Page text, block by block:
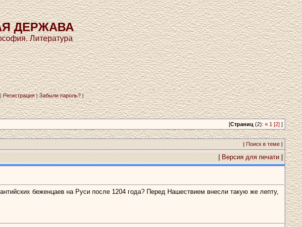
ДЕРЖАВА
Литература
Регистрация|Забыли пароль?|
[Страниц (2): « 1 [2] ]
|Поиск в теме|
Версия для печати
беженцаев на Руси после 1204 года? Перед Нашествием внесли такую же лепту,